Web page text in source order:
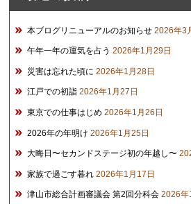
本ブログリニューアルのお知らせ 2026年3
午年一年の運気を占う 2026年1月29日
災害は忘れた頃に 2026年1月28日
江戸での初詣 2026年1月27日
東京での仕事はじめ 2026年1月26日
2026年の年明け 2026年1月25日
大晦日〜セカンドステージ初の年越し〜
家族で過ごす暮れ 2026年1月17日
津山市総合計画審議会 第2回分科会 2026年